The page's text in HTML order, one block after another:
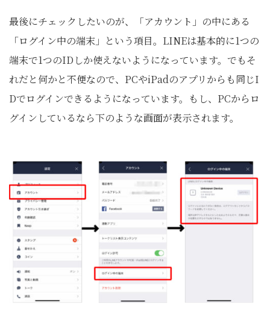
最後にチェックしたいのが、「アカウント」の中にある
「ログイン中の端末」という項目。LINEは基本的に1つの
端末で1つのIDしか使えないようになっています。でもそ
れだと何かと不便なので、PCやiPadのアプリからも同じI
Dでログインできるようになっています。もし、PCからロ
グインしているなら下のような画面が表示されます。